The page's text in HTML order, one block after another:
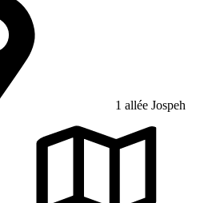
1 allée Jospeh